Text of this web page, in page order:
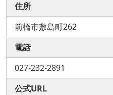
住所
前橋市敷島町262
電話
027-232-2891
公式URL